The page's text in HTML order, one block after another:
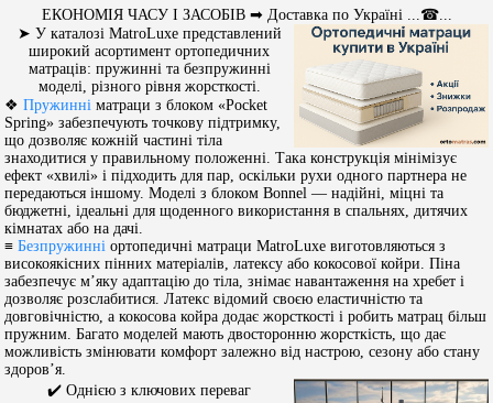
ЕКОНОМІЯ ЧАСУ І ЗАСОБІВ ➡ Доставка по Україні ...☎...
➤ У каталозі MatroLuxe представлений
широкий асортимент ортопедичних
матраців: пружинні та безпружинні
моделі, різного рівня жорсткості.
❖Пружинні матраци з блоком «Pocket
Spring» забезпечують точкову підтримку,
що дозволяє кожній частині тіла
знаходитися у правильному положенні. Така конструкція мінімізує
ефект «хвилі» і підходить для пар, оскільки рухи одного партнера не
передаються іншому. Моделі з блоком Bonnel — надійні, міцні та
бюджетні, ідеальні для щоденного використання в спальнях, дитячих
кімнатах або на дачі.
≡Безпружинні ортопедичні матраци MatroLuxe виготовляються з
високоякісних пінних матеріалів, латексу або кокосової койри. Піна
забезпечує м’яку адаптацію до тіла, знімає навантаження на хребет і
дозволяє розслабитися. Латекс відомий своєю еластичністю та
довговічністю, а кокосова койра додає жорсткості і робить матрац більш
пружним. Багато моделей мають двосторонню жорсткість, що дає
можливість змінювати комфорт залежно від настрою, сезону або стану
здоров’я.
✔️ Однією з ключових переваг